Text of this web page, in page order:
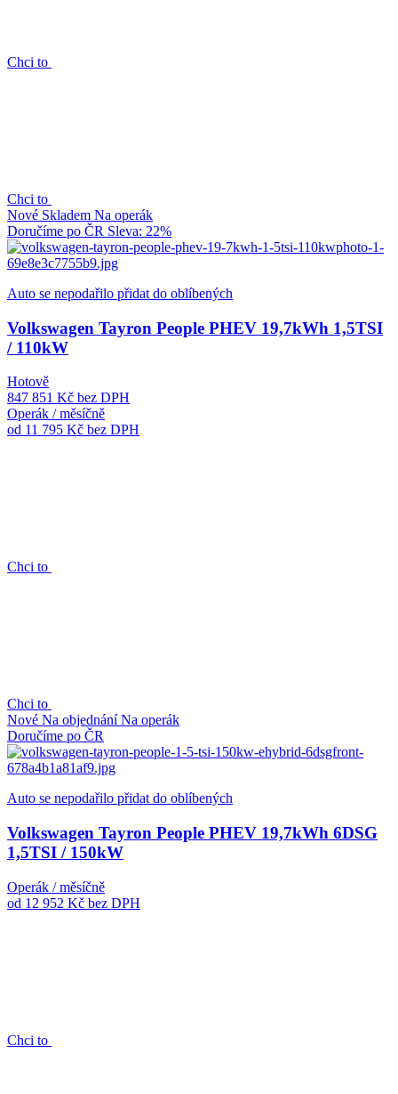
Chci to
Chci to
Nové Skladem Na operák
Doručíme po ČR Sleva: 22%
Auto se nepodařilo přidat do oblíbených
Volkswagen Tayron People PHEV 19,7kWh 1,5TSI
/ 110kW
Hotově
847 851 Kč bez DPH
Operák / měsíčně
od 11 795 Kč bez DPH
Chci to
Chci to
Nové Na objednání Na operák
Doručíme po ČR
Auto se nepodařilo přidat do oblíbených
Volkswagen Tayron People PHEV 19,7kWh 6DSG
1,5TSI / 150kW
Operák / měsíčně
od 12 952 Kč bez DPH
Chci to